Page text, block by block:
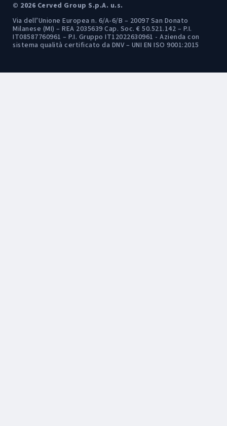
© 2026 Cerved Group S.p.A. u.s.
Via dell’Unione Europea n. 6/A-6/B – 20097 San Donato
Milanese (MI) – REA 2035639 Cap. Soc. € 50.521.142 – P.I.
IT08587760961 – P.I. Gruppo IT12022630961 - Azienda con
sistema qualità certificato da DNV – UNI EN ISO 9001:2015